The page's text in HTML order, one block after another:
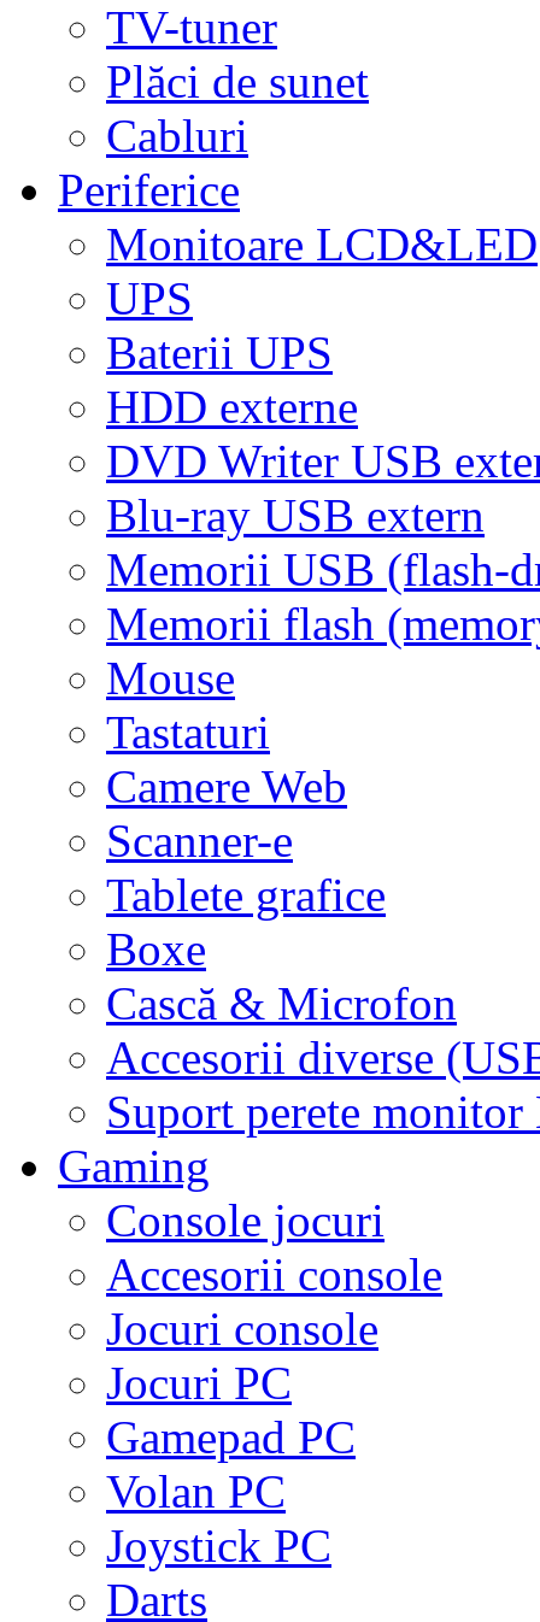
TV-tuner
Plăci de sunet
Cabluri
Periferice
Monitoare LCD&LED
UPS
Baterii UPS
HDD externe
DVD Writer USB
Blu-ray USB extern
Memorii USB (flash-
Memorii flash
Mouse
Tastaturi
Camere Web
Scanner-e
Tablete grafice
Boxe
Cască & Microfon
Accesorii diverse
Suport perete
Gaming
Console jocuri
Accesorii console
Jocuri console
Jocuri PC
Gamepad PC
Volan PC
Joystick PC
Darts